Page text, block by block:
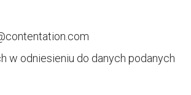
w odniesieniu do danych podanych